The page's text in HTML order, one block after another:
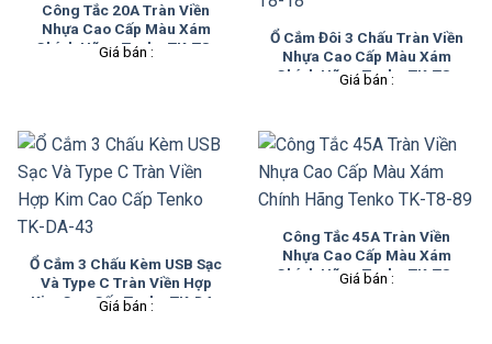
Công Tắc 20A Tràn Viền
Nhựa Cao Cấp Màu Xám
Chính Hãng Tenko TK-T8-
Giá bán :
Ổ Cắm Đôi 3 Chấu Tràn Viền
Nhựa Cao Cấp Màu Xám
Chính Hãng Tenko TK-T8-
Giá bán :
Ổ Cắm 3 Chấu Kèm USB Sạc
Và Type C Tràn Viền Hợp
Kim Cao Cấp Tenko TK-DA-
Giá bán :
Công Tắc 45A Tràn Viền
Nhựa Cao Cấp Màu Xám
Chính Hãng Tenko TK-T8-
Giá bán :